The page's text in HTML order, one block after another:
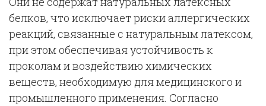
белков, что исключает риски аллергических
реакций, связанные с натуральным латексом,
при этом обеспечивая устойчивость к
проколам и воздействию химических
веществ, необходимую для медицинского и
промышленного применения. Согласно